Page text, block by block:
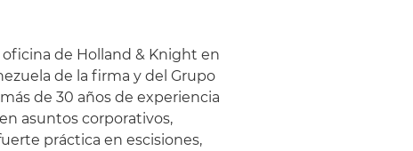
de Holland & Knight en
de la firma y del Grupo
de 30 años de experiencia
asuntos corporativos,
práctica en escisiones,